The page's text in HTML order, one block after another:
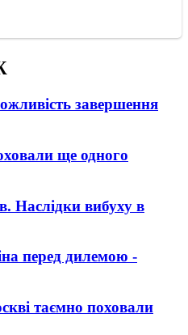
завершення
ще одного
Наслідки вибуху в
перед дилемою -
таємно поховали